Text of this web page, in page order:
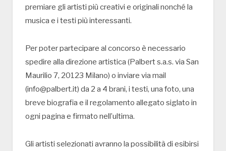
premiare gli artisti più creativi e originali nonché la
musica e i testi più interessanti.
Per poter partecipare al concorso è necessario
spedire alla direzione artistica (Palbert s.a.s. via San
Maurilio 7, 20123 Milano) o inviare via mail
(info@palbert.it) da 2 a 4 brani, i testi, una foto, una
breve biografia e il regolamento allegato siglato in
ogni pagina e firmato nell’ultima.
Gli artisti selezionati avranno la possibilità di esibirsi